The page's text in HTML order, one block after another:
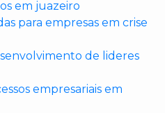
em juazeiro
para empresas em crise
de lideres
empresariais em